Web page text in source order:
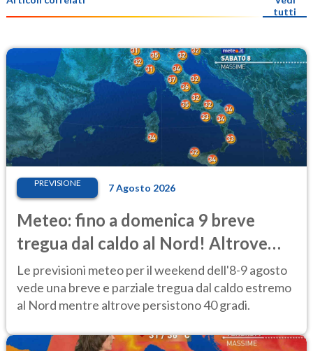
tutti
PREVISIONE 7 Agosto 2026
Meteo: fino a domenica 9 breve
tregua dal caldo al Nord! Altrove
calura e afa
Le previsioni meteo per il weekend dell'8-9 agosto
vede una breve e parziale tregua dal caldo estremo
al Nord mentre altrove persistono 40 gradi.